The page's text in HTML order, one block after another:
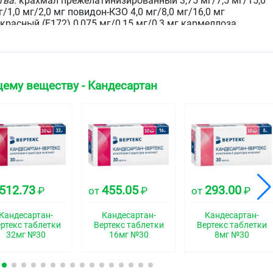
1,0 мг/2,0 мг повидон-КЗО 4,0 мг/8,0 мг/16,0 мг
(Е172) 0,075 мг/0,15 мг/0,3 мг кармеллоза
мг целлюлоза микрокристаллическая 17,5 мг/35,0
таблетки с риской на обеих сторонах и гравировкой "8|
на другой стороне таблетки.
таблетки с риской на одной стороне и гравировкой "С|
на другой стороне таблетки — гравировка "16".
таблетки с риской на одной стороне и гравировкой " С|
на другой стороне таблетки гравировка "32".
группа
веществу - Кандесартан
512.73 ₽
Кандесартан-
таблетки
32мг №30
от 455.05₽
Кандесартан-
Вертекс таблетки
16мг №30
от 293.00 ₽
Кандесартан-
Вертекс таблетки
8мг №30